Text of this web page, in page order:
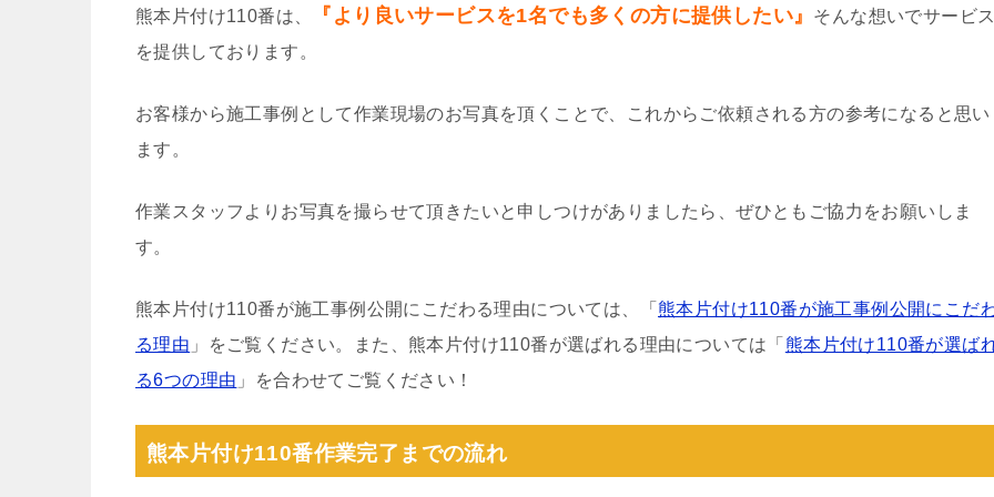
熊本片付け110番は、 『より良いサービスを1名でも多くの方に提供したい』
そんな想いでサービス
を提供しております。
お客様から施工事例として作業現場のお写真を頂くことで、これからご依頼される方の参考になると思い
ます。
作業スタッフよりお写真を撮らせて頂きたいと申しつけがありましたら、ぜひともご協力をお願いしま
す。
熊本片付け110番が施工事例公開にこだわる理由については、「 熊本片付け110番が施工事例公開にこだ
る理由 」をご覧ください。また、熊本片付け110番が選ばれる理由については「 熊本片付け110番が選ば
る6つの理由 」を合わせてご覧ください！
熊本片付け110番作業完了までの流れ